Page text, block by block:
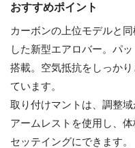
おすすめポイント
カーボンの上位モデルと
した新型エアロバー。パ
搭載。空気抵抗をしっか
ています。
取り付けマントは、調整
アームレストを使用し、
セッテイングにできます。